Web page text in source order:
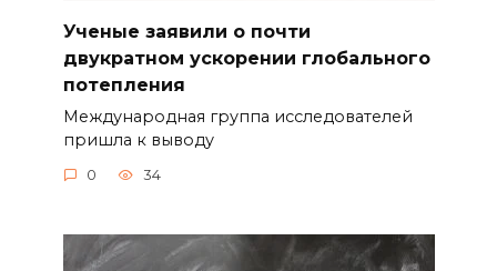
Ученые заявили о почти
двукратном ускорении глобального
потепления
Международная группа исследователей
пришла к выводу
0 34